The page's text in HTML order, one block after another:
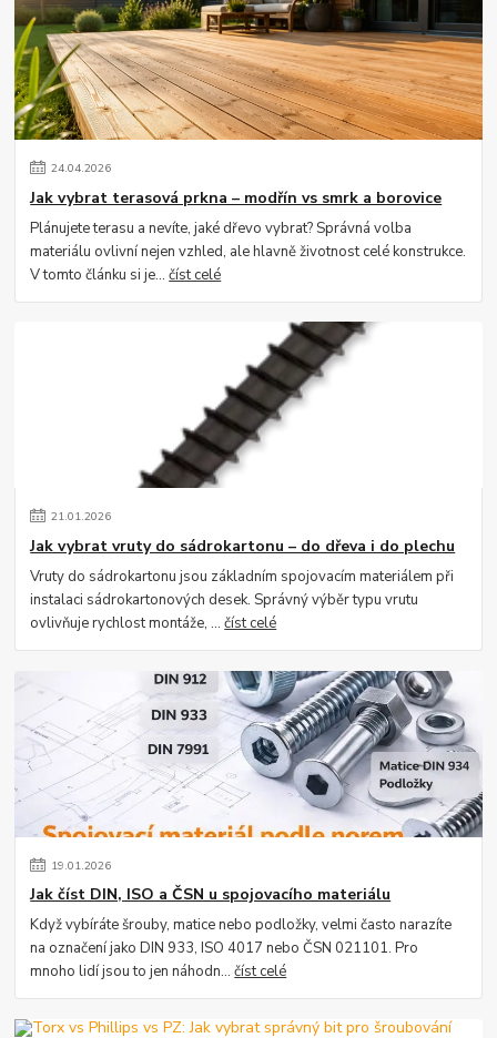
24.04.2026
Jak vybrat terasová prkna – modřín vs smrk a borovice
Plánujete terasu a nevíte, jaké dřevo vybrat? Správná volba
materiálu ovlivní nejen vzhled, ale hlavně životnost celé konstrukce.
V tomto článku si je...číst celé
21.01.2026
Jak vybrat vruty do sádrokartonu – do dřeva i do plechu
Vruty do sádrokartonu jsou základním spojovacím materiálem při
instalaci sádrokartonových desek. Správný výběr typu vrutu
ovlivňuje rychlost montáže, ...číst celé
19.01.2026
Jak číst DIN, ISO a ČSN u spojovacího materiálu
Když vybíráte šrouby, matice nebo podložky, velmi často narazíte
na označení jako DIN 933, ISO 4017 nebo ČSN 021101. Pro
mnoho lidí jsou to jen náhodn...číst celé